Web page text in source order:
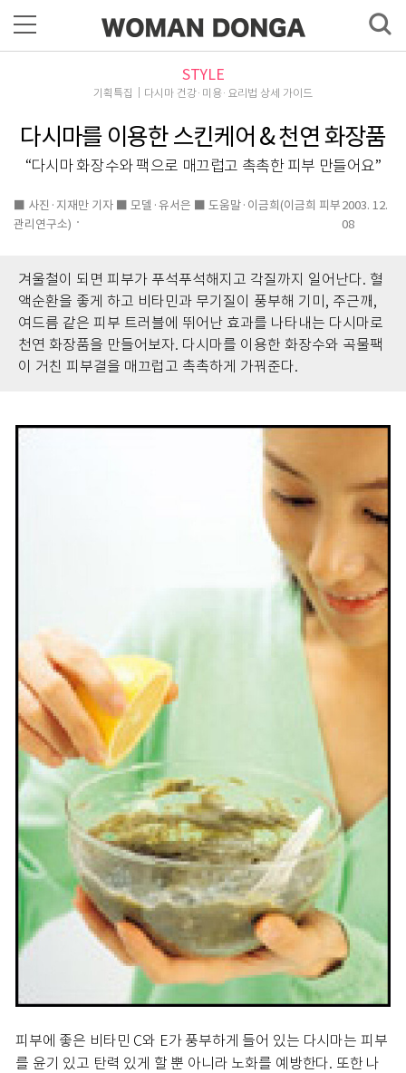
STYLE
기획특집｜다시마 건강·미용·요리법 상세 가이드
다시마를 이용한 스킨케어 & 천연 화장품
“다시마 화장수와 팩으로 매끄럽고 촉촉한 피부 만들어요”
■ 사진·지재만 기자 ■ 모델·유서은 ■ 도움말·이금희(이금희 피부
관리연구소)
2003. 12.
08
겨울철이 되면 피부가 푸석푸석해지고 각질까지 일어난다. 혈
액순환을 좋게 하고 비타민과 무기질이 풍부해 기미, 주근깨,
여드름 같은 피부 트러블에 뛰어난 효과를 나타내는 다시마로
천연 화장품을 만들어보자. 다시마를 이용한 화장수와 곡물팩
이 거친 피부결을 매끄럽고 촉촉하게 가꿔준다.
피부에 좋은 비타민 C와 E가 풍부하게 들어 있는 다시마는 피부
를 윤기 있고 탄력 있게 할 뿐 아니라 노화를 예방한다. 또한 나